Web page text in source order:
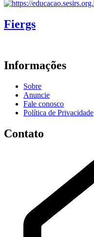
Fiergs
Informações
Sobre
Anuncie
Fale conosco
Política de Privacidade
Contato